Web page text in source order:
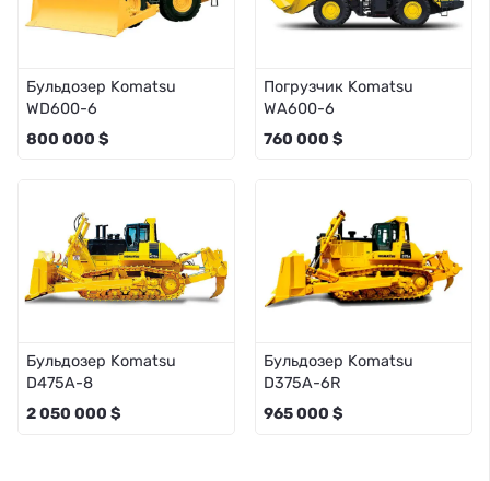
Бульдозер Komatsu
WD600-6
800 000 $
Погрузчик Komatsu
WA600-6
760 000 $
Бульдозер Komatsu
D475A-8
2 050 000 $
Бульдозер Komatsu
D375A-6R
965 000 $